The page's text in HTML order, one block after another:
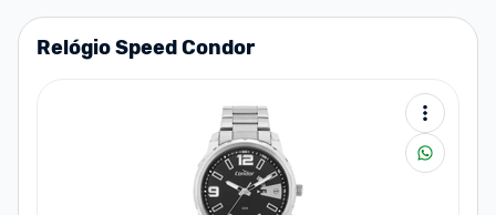
Relógio Speed Condor